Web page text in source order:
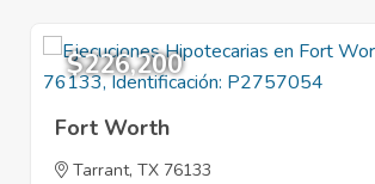
$226,200
Fort Worth
Tarrant, TX 76133